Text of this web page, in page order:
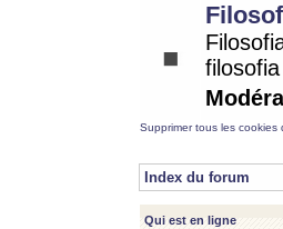
Supprimer tous les cookies
Index du forum
Qui est en ligne